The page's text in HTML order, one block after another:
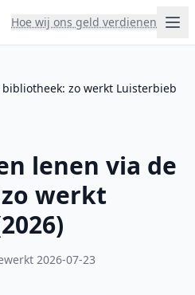
Hoe wij ons geld verdienen
zo werkt Luisterbieb
lenen via de
werkt
2026-07-23